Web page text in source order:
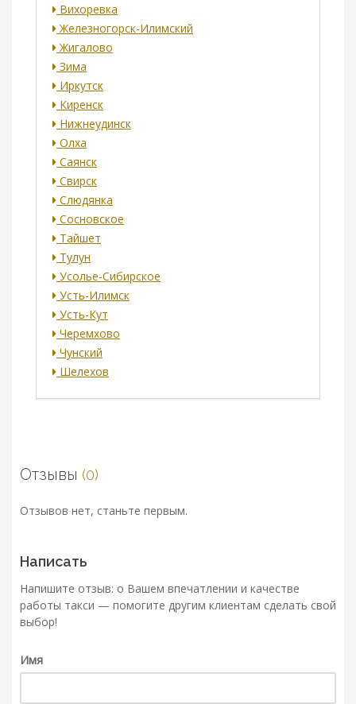
Вихоревка
Железногорск-Илимский
Жигалово
Зима
Иркутск
Киренск
Нижнеудинск
Олха
Саянск
Свирск
Слюдянка
Сосновское
Тайшет
Тулун
Усолье-Сибирское
Усть-Илимск
Усть-Кут
Черемхово
Чунский
Шелехов
Отзывы (0)
Отзывов нет, станьте первым.
Написать
Напишите отзыв: о Вашем впечатлении и качестве
работы такси — помогите другим клиентам сделать свой
выбор!
Имя